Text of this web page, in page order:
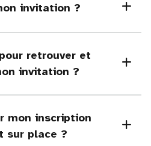
invitation ?
retrouver et
invitation ?
mon inscription
sur place ?